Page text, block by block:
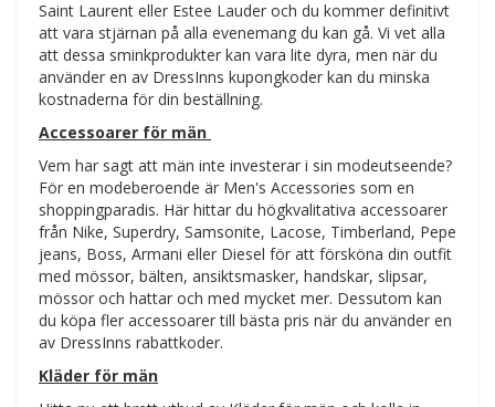
Saint Laurent eller Estee Lauder och du kommer definitivt
att vara stjärnan på alla evenemang du kan gå. Vi vet alla
att dessa sminkprodukter kan vara lite dyra, men när du
använder en av DressInns kupongkoder kan du minska
kostnaderna för din beställning.
Accessoarer för män
Vem har sagt att män inte investerar i sin modeutseende?
För en modeberoende är Men's Accessories som en
shoppingparadis. Här hittar du högkvalitativa accessoarer
från Nike, Superdry, Samsonite, Lacose, Timberland, Pepe
jeans, Boss, Armani eller Diesel för att försköna din outfit
med mössor, bälten, ansiktsmasker, handskar, slipsar,
mössor och hattar och med mycket mer. Dessutom kan
du köpa fler accessoarer till bästa pris när du använder en
av DressInns rabattkoder.
Kläder för män